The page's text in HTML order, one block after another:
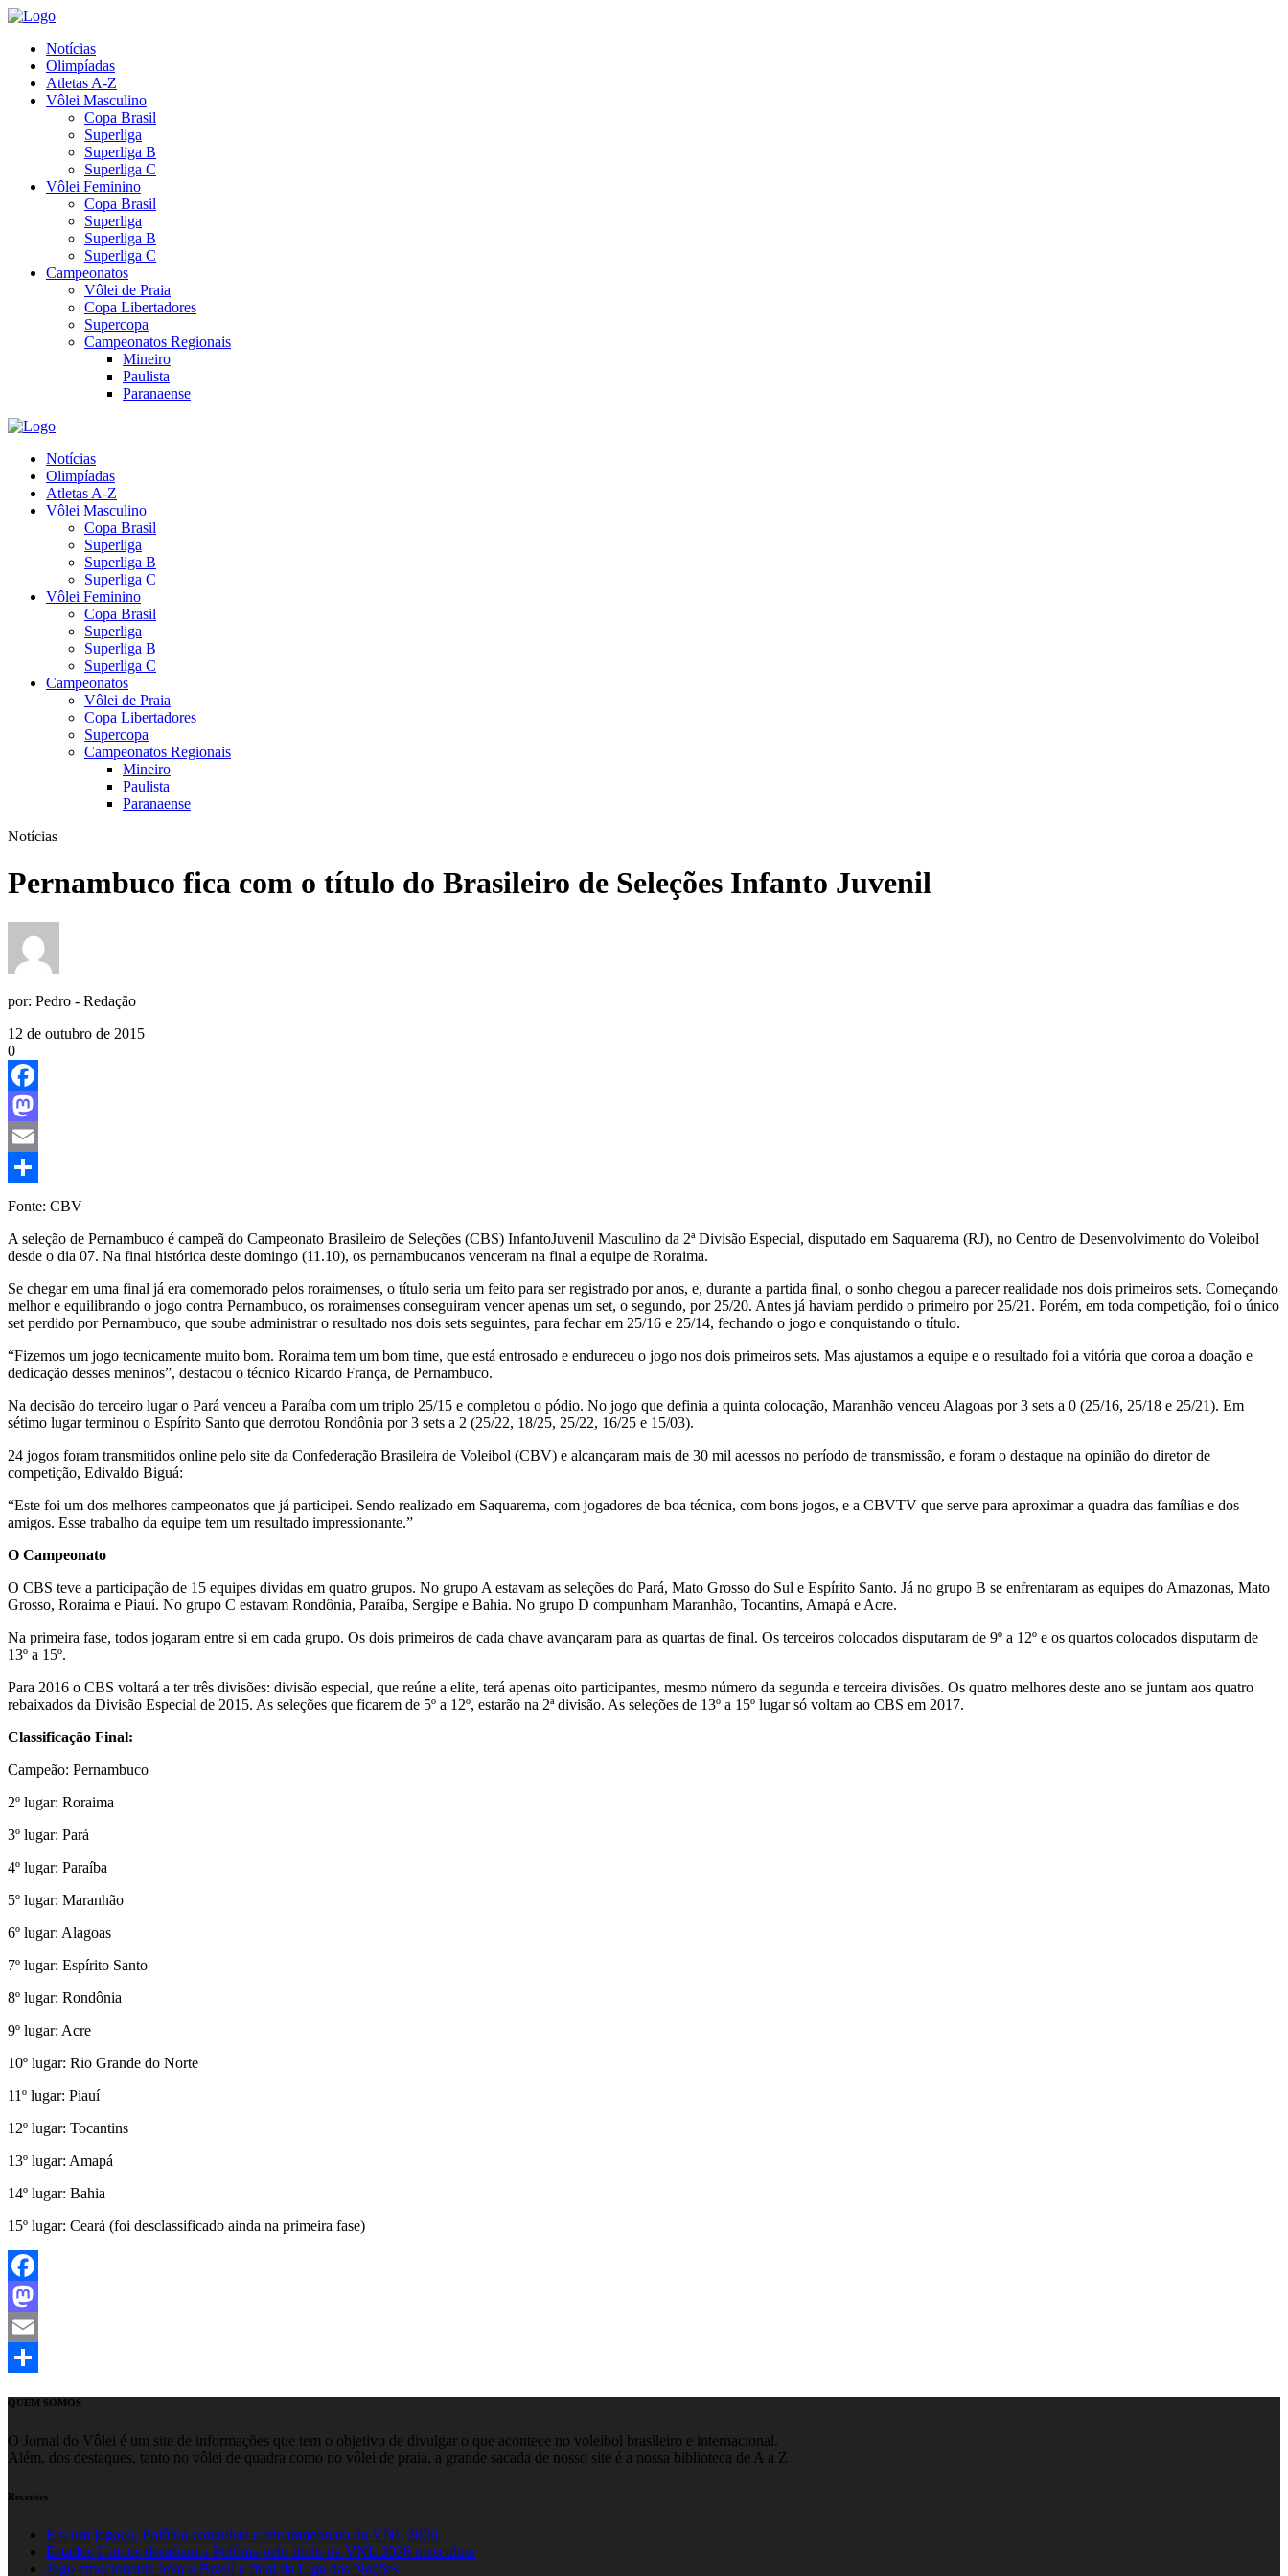
Notícias
Olimpíadas
Atletas A-Z
Vôlei Masculino
Copa Brasil
Superliga
Superliga B
Superliga C
Vôlei Feminino
Copa Brasil
Superliga
Superliga B
Superliga C
Campeonatos
Vôlei de Praia
Copa Libertadores
Supercopa
Campeonatos Regionais
Mineiro
Paulista
Paranaense
Notícias
Olimpíadas
Atletas A-Z
Vôlei Masculino
Copa Brasil
Superliga
Superliga B
Superliga C
Vôlei Feminino
Copa Brasil
Superliga
Superliga B
Superliga C
Campeonatos
Vôlei de Praia
Copa Libertadores
Supercopa
Campeonatos Regionais
Mineiro
Paulista
Paranaense
Notícias
Pernambuco fica com o título do Brasileiro de Seleções Infanto Juvenil
por: Pedro - Redação
12 de outubro de 2015
0
Facebook
Mastodon
Email
Share
Fonte: CBV
A seleção de Pernambuco é campeã do Campeonato Brasileiro de Seleções (CBS) InfantoJuvenil Masculino da 2ª Divisão Especial, disputado em Saquarema (RJ), no Centro de Desenvolvimento do Voleibol
desde o dia 07. Na final histórica deste domingo (11.10), os pernambucanos venceram na final a equipe de Roraima.
Se chegar em uma final já era comemorado pelos roraimenses, o título seria um feito para ser registrado por anos, e, durante a partida final, o sonho chegou a parecer realidade nos dois primeiros sets. Começando
melhor e equilibrando o jogo contra Pernambuco, os roraimenses conseguiram vencer apenas um set, o segundo, por 25/20. Antes já haviam perdido o primeiro por 25/21. Porém, em toda competição, foi o único
set perdido por Pernambuco, que soube administrar o resultado nos dois sets seguintes, para fechar em 25/16 e 25/14, fechando o jogo e conquistando o título.
“Fizemos um jogo tecnicamente muito bom. Roraima tem um bom time, que está entrosado e endureceu o jogo nos dois primeiros sets. Mas ajustamos a equipe e o resultado foi a vitória que coroa a doação e
dedicação desses meninos”, destacou o técnico Ricardo França, de Pernambuco.
Na decisão do terceiro lugar o Pará venceu a Paraíba com um triplo 25/15 e completou o pódio. No jogo que definia a quinta colocação, Maranhão venceu Alagoas por 3 sets a 0 (25/16, 25/18 e 25/21). Em
sétimo lugar terminou o Espírito Santo que derrotou Rondônia por 3 sets a 2 (25/22, 18/25, 25/22, 16/25 e 15/03).
24 jogos foram transmitidos online pelo site da Confederação Brasileira de Voleibol (CBV) e alcançaram mais de 30 mil acessos no período de transmissão, e foram o destaque na opinião do diretor de
competição, Edivaldo Biguá:
“Este foi um dos melhores campeonatos que já participei. Sendo realizado em Saquarema, com jogadores de boa técnica, com bons jogos, e a CBVTV que serve para aproximar a quadra das famílias e dos
amigos. Esse trabalho da equipe tem um resultado impressionante.”
O Campeonato
O CBS teve a participação de 15 equipes dividas em quatro grupos. No grupo A estavam as seleções do Pará, Mato Grosso do Sul e Espírito Santo. Já no grupo B se enfrentaram as equipes do Amazonas, Mato
Grosso, Roraima e Piauí. No grupo C estavam Rondônia, Paraíba, Sergipe e Bahia. No grupo D compunham Maranhão, Tocantins, Amapá e Acre.
Na primeira fase, todos jogaram entre si em cada grupo. Os dois primeiros de cada chave avançaram para as quartas de final. Os terceiros colocados disputaram de 9º a 12º e os quartos colocados disputarm de
13º a 15º.
Para 2016 o CBS voltará a ter três divisões: divisão especial, que reúne a elite, terá apenas oito participantes, mesmo número da segunda e terceira divisões. Os quatro melhores deste ano se juntam aos quatro
rebaixados da Divisão Especial de 2015. As seleções que ficarem de 5º a 12º, estarão na 2ª divisão. As seleções de 13º a 15º lugar só voltam ao CBS em 2017.
Classificação Final:
Campeão: Pernambuco
2º lugar: Roraima
3º lugar: Pará
4º lugar: Paraíba
5º lugar: Maranhão
6º lugar: Alagoas
7º lugar: Espírito Santo
8º lugar: Rondônia
9º lugar: Acre
10º lugar: Rio Grande do Norte
11º lugar: Piauí
12º lugar: Tocantins
13º lugar: Amapá
14º lugar: Bahia
15º lugar: Ceará (foi desclassificado ainda na primeira fase)
Facebook
Mastodon
Email
QUEM SOMOS
O Jornal do Vôlei é um site de informações que tem o objetivo de divulgar o que acontece no voleibol brasileiro e internacional.
Além, dos destaques, tanto no vôlei de quadra como no vôlei de praia, a grande sacada de nosso site é a nossa biblioteca de A a Z
Recentes
Em um jogaço, Polônia conquista o tricampeonato da VNL 2026
Estados Unidos desafiam a Polônia pelo título da VNL 2026 masculina
Jogo emocionante leva o Brasil à final da Liga das Nações